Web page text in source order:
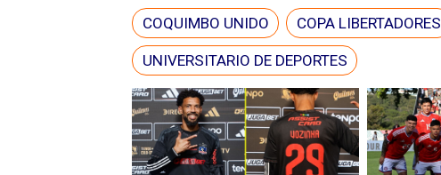
COQUIMBO UNIDO COPA LIBERTADORES
UNIVERSITARIO DE DEPORTES